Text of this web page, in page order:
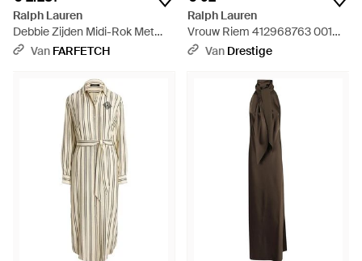
Ralph Lauren
Debbie Zijden Midi-Rok Met
Print - Naturel
Van FARFETCH
Ralph Lauren
Vrouw Riem 412968763 001
Lgo Kpper 25 Riem Mager
Van Drestige